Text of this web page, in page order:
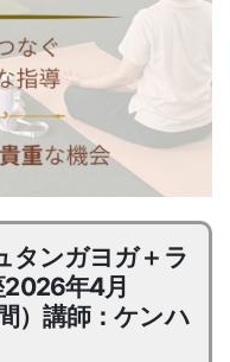
タンガヨガ＋ラ
年4月
）講師：ケンハ